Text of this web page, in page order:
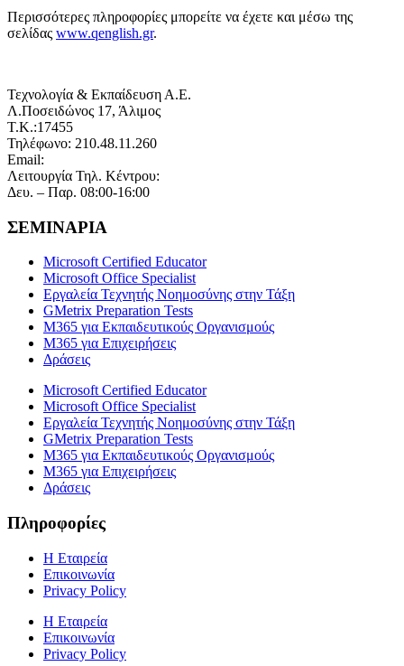
Περισσότερες πληροφορίες μπορείτε να έχετε και μέσω της
σελίδας www.qenglish.gr.
Τεχνολογία & Εκπαίδευση Α.Ε.
Λ.Ποσειδώνος 17, Άλιμος
Τ.Κ.:17455
Τηλέφωνο: 210.48.11.260
Email:
Λειτουργία Τηλ. Κέντρου:
Δευ. – Παρ. 08:00-16:00
ΣΕΜΙΝΑΡΙΑ
Microsoft Certified Educator
Microsoft Office Specialist
Εργαλεία Τεχνητής Νοημοσύνης στην Τάξη
GMetrix Preparation Tests
M365 για Εκπαιδευτικούς Οργανισμούς
M365 για Επιχειρήσεις
Δράσεις
Microsoft Certified Educator
Microsoft Office Specialist
Εργαλεία Τεχνητής Νοημοσύνης στην Τάξη
GMetrix Preparation Tests
M365 για Εκπαιδευτικούς Οργανισμούς
M365 για Επιχειρήσεις
Δράσεις
Πληροφορίες
Η Εταιρεία
Επικοινωνία
Privacy Policy
Η Εταιρεία
Επικοινωνία
Privacy Policy